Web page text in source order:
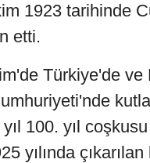
1923 tarihinde
etti.
Türkiye'de ve
100. yıl
yılında